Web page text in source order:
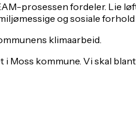
prosessen fordeler. Lie
og sosiale
klimaarbeid.
i Moss kommune. Vi skal